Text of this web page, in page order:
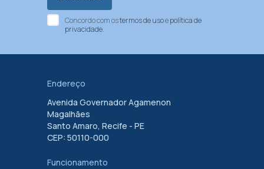
Concordo com ostermos de usoepolítica de
privacidade.
Endereço
Avenida Governador Agamenon
Magalhães
Santo Amaro, Recife - PE
CEP: 50110-000
Funcionamento